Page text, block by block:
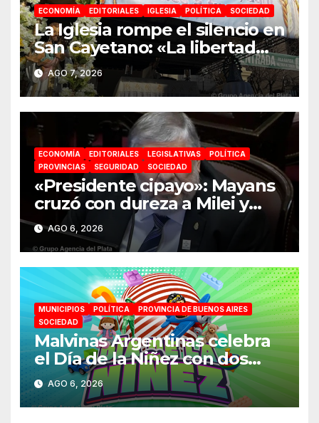
ECONOMÍA EDITORIALES IGLESIA POLÍTICA SOCIEDAD
La Iglesia rompe el silencio en
San Cayetano: «La libertad
económica no puede ser
absoluta»
AGO 7, 2026
ECONOMÍA EDITORIALES LEGISLATIVAS
POLÍTICA
PROVINCIAS
SEGURIDAD SOCIEDAD
«Presidente cipayo»: Mayans
cruzó con dureza a Milei y
advirtió sobre un juicio
político por traición a la Patria
AGO 6, 2026
MUNICIPIOS POLÍTICA
PROVINCIA DE BUENOS AIRES
SOCIEDAD
Malvinas Argentinas celebra
el Día de la Niñez con dos
jornadas de juegos,
espectáculos y actividades
para toda la familia
AGO 6, 2026